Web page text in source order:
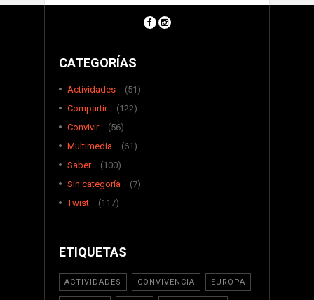
CATEGORÍAS
Actividades
(51)
Compartir
(122)
Convivir
(56)
Multimedia
(61)
Saber
(100)
Sin categoría
(7)
Twist
(117)
ETIQUETAS
ACTIVIDADES CONVIVENCIA EUROPA